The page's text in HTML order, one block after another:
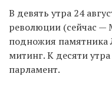
В девять утра 24
революции (сейчас —
подножия памятника
митинг. К десяти
парламент.